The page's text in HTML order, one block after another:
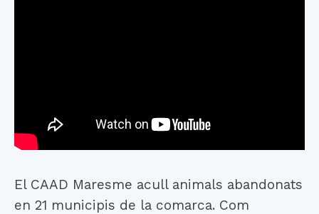
El CAAD Maresme acull animals abandonats
en 21 municipis de la comarca. Com